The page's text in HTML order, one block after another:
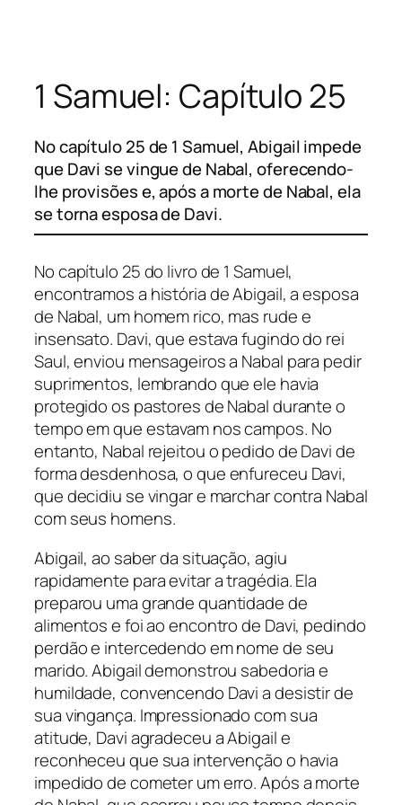
conteúdo
1 Samuel: Capítulo 25
No capítulo 25 de 1 Samuel, Abigail impede
que Davi se vingue de Nabal, oferecendo-
lhe provisões e, após a morte de Nabal, ela
se torna esposa de Davi.
No capítulo 25 do livro de 1 Samuel,
encontramos a história de Abigail, a esposa
de Nabal, um homem rico, mas rude e
insensato. Davi, que estava fugindo do rei
Saul, enviou mensageiros a Nabal para pedir
suprimentos, lembrando que ele havia
protegido os pastores de Nabal durante o
tempo em que estavam nos campos. No
entanto, Nabal rejeitou o pedido de Davi de
forma desdenhosa, o que enfureceu Davi,
que decidiu se vingar e marchar contra Nabal
com seus homens.
Abigail, ao saber da situação, agiu
rapidamente para evitar a tragédia. Ela
preparou uma grande quantidade de
alimentos e foi ao encontro de Davi, pedindo
perdão e intercedendo em nome de seu
marido. Abigail demonstrou sabedoria e
humildade, convencendo Davi a desistir de
sua vingança. Impressionado com sua
atitude, Davi agradeceu a Abigail e
reconheceu que sua intervenção o havia
impedido de cometer um erro. Após a morte